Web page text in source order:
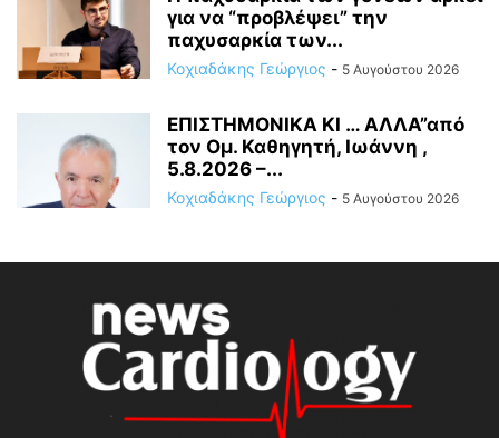
για να “προβλέψει” την
παχυσαρκία των...
Κοχιαδάκης Γεώργιος - 5 Αυγούστου 2026
ΕΠΙΣΤΗΜΟΝΙΚΑ ΚΙ … ΑΛΛΑ”από
τον Ομ. Καθηγητή, Ιωάννη ,
5.8.2026 –...
Κοχιαδάκης Γεώργιος - 5 Αυγούστου 2026